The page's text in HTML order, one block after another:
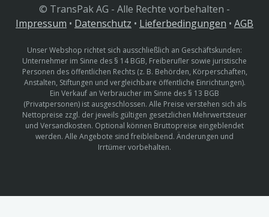
© TransPak AG - Alle Rechte vorbehalten -
Impressum • Datenschutz • Lieferbedingungen • AGB
Unser Webshop richtet sich ausschließlich an Geschäftskunden:
Unternehmer im Sinne des § 14 BGB, Freiberufler sowie juristische
Personen des öffentlichen Rechts (z. B. Behörden, Körperschaften,
Anstalten, Stiftungen und vergleichbare öffentliche Einrichtungen).
Ein Verkauf an Verbraucher im Sinne des § 13 BGB
(Privatpersonen) ist ausgeschlossen. Alle Preise verstehen sich als
Nettopreise zzgl. der jeweils gültigen gesetzlichen Mehrwertsteuer
und Versandkosten. Optional können Bruttopreise eingeblendet
werden. Alle Angebote sind freibleibend. Änderungen und
Irrtümer vorbehalten.